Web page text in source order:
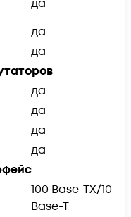
да
да
да
да
да
да
да
100 Base-TX/10
Base-T